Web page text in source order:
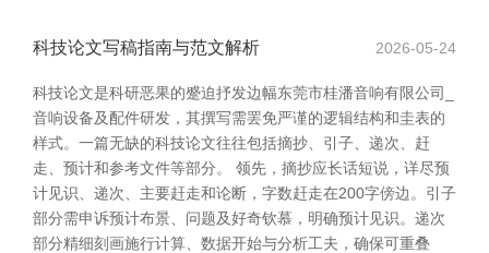
科技论文写稿指南与范文解析 2026-05-24
科技论文是科研恶果的蹙迫抒发边幅东莞市桂潘音响有限公司_
音响设备及配件研发，其撰写需罢免严谨的逻辑结构和圭表的
样式。一篇无缺的科技论文往往包括摘抄、引子、递次、赶
走、预计和参考文件等部分。 领先，摘抄应长话短说，详尽预
计见识、递次、主要赶走和论断，字数赶走在200字傍边。引子
部分需申诉预计布景、问题及好奇钦慕，明确预计见识。递次
部分精细刻画施行计算、数据开始与分析工夫，确保可重叠